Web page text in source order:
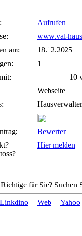
Aufrufen
www.val-
am:
18.12.2025
1
10
Webseite
Bewerten
Hier melden
für Sie? Suchen
Linkdino | Web | Yahoo